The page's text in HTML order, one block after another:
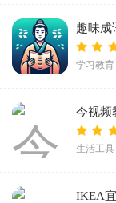
趣味成
学习教育
今视频
生活工具
IKEA